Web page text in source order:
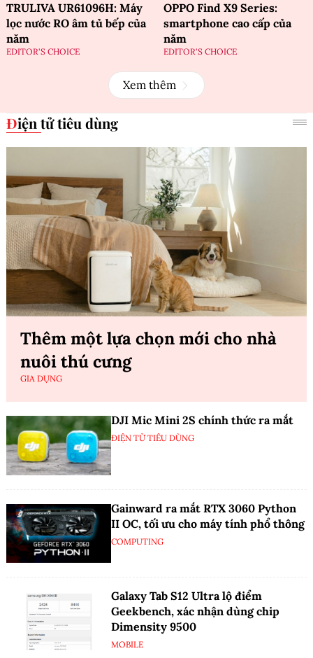
TRULIVA UR61096H: Máy
lọc nước RO âm tủ bếp của
năm
EDITOR'S CHOICE
OPPO Find X9 Series:
smartphone cao cấp của
năm
EDITOR'S CHOICE
Xem thêm
Điện tử tiêu dùng
Thêm một lựa chọn mới cho nhà
nuôi thú cưng
GIA DỤNG
DJI Mic Mini 2S chính thức ra mắt
ĐIỆN TỬ TIÊU DÙNG
Gainward ra mắt RTX 3060 Python
II OC, tối ưu cho máy tính phổ thông
COMPUTING
Galaxy Tab S12 Ultra lộ điểm
Geekbench, xác nhận dùng chip
Dimensity 9500
MOBILE